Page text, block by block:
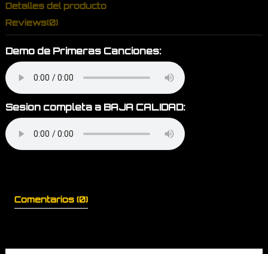
Detalles del producto
Reviews(0)
Demo de Primeras Canciones:
Sesion completa a BAJA CALIDAD:
Comentarios (0)